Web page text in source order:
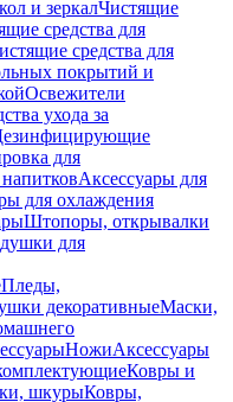
и зеркалЧистящие
средства для
средства для
покрытий и
Освежители
ухода за
для
Аксессуары для
для охлаждения
Штопоры, открывалки
для
Пледы,
декоративныеМаски,
НожиАксессуары
Ковры и
шкурыКовры,